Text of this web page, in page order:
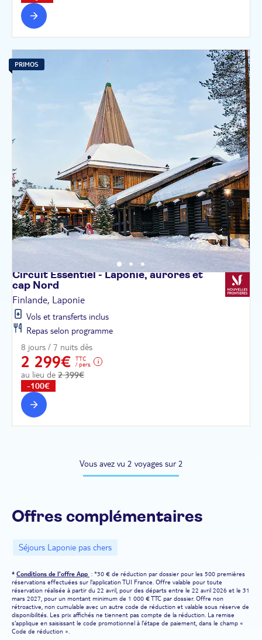
PRIMOS
Circuit Essentiel - Laponie, aurores et
cap Nord
Finlande, Laponie
Vols et transferts inclus
Repas selon programme
8 jours / 7 nuits dès
2 299€
TTC
/ pers.
au lieu de 2 399€
-100€
Vous avez vu 2 voyages sur 2
Offres complémentaires
Séjours Laponie pas chers
* Conditions de l'offre App : *30 € de réduction par dossier pour les 500 premières
réservations effectuées sur l'application TUI France. Offre valable pour toute
réservation réalisée à partir du 22 avril, pour des départs entre le 22 avril 2026 et le 31
mars 2027, pour un montant minimum de 1 000 € TTC par dossier. Offre non
rétroactive, non cumulable avec un autre code de réduction et valable sous réserve de
disponibilités. Les prix affichés ne tiennent pas compte de la réduction. La remise
s'applique en saisissant le code promotionnel à l'étape de paiement, dans le champ «
Code de réduction ».